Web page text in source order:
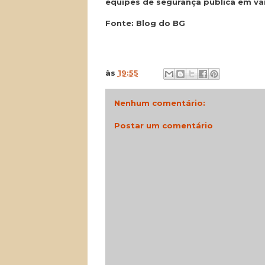
Fonte: Blog do BG
às 19:55
Nenhum comentário:
Postar um comentário